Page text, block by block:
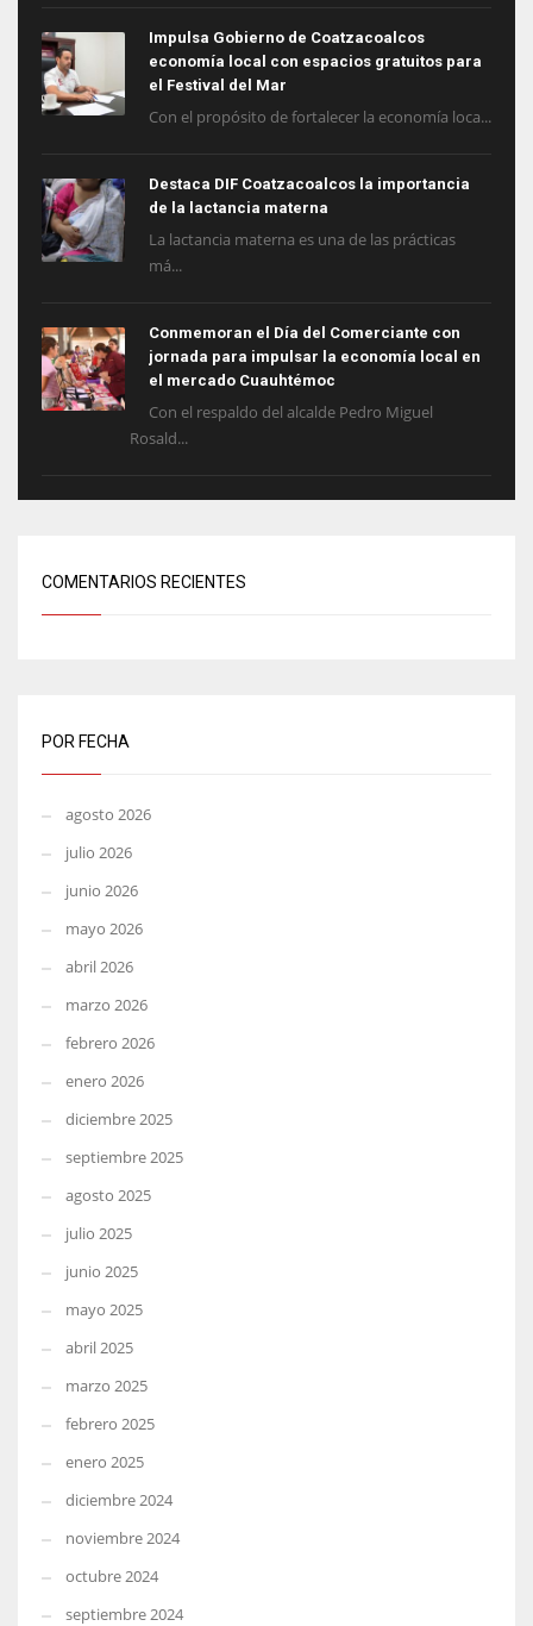
Impulsa Gobierno de Coatzacoalcos
economía local con espacios gratuitos para
el Festival del Mar
Con el propósito de fortalecer la economía loca...
Destaca DIF Coatzacoalcos la importancia
de la lactancia materna
La lactancia materna es una de las prácticas
má...
Conmemoran el Día del Comerciante con
jornada para impulsar la economía local en
el mercado Cuauhtémoc
Con el respaldo del alcalde Pedro Miguel
Rosald...
COMENTARIOS RECIENTES
POR FECHA
agosto 2026
julio 2026
junio 2026
mayo 2026
abril 2026
marzo 2026
febrero 2026
enero 2026
diciembre 2025
septiembre 2025
agosto 2025
julio 2025
junio 2025
mayo 2025
abril 2025
marzo 2025
febrero 2025
enero 2025
diciembre 2024
noviembre 2024
octubre 2024
septiembre 2024